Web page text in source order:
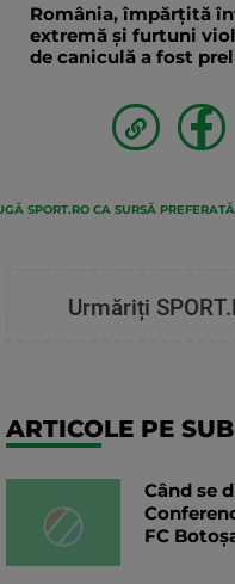
România, împărțită
extremă și furtuni
de caniculă a fost
SPORT.RO CA SURSĂ PREFERATĂ
Urmăriți
ARTICOLE PE
Când se
FC